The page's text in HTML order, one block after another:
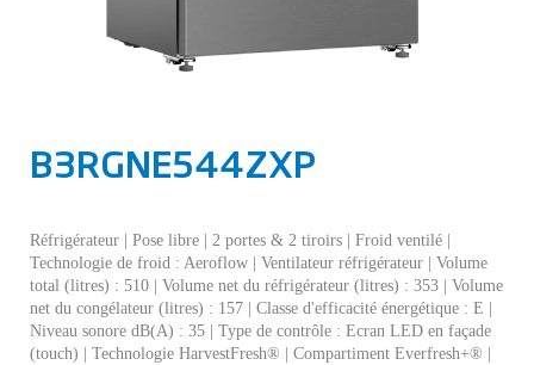
B3RGNE544ZXP
Réfrigérateur | Pose libre | 2 portes & 2 tiroirs | Froid ventilé |
Technologie de froid : Aeroflow | Ventilateur réfrigérateur | Volume
total (litres) : 510 | Volume net du réfrigérateur (litres) : 353 | Volume
net du congélateur (litres) : 157 | Classe d'efficacité énergétique : E |
Niveau sonore dB(A) : 35 | Type de contrôle : Ecran LED en façade
(touch) | Technologie HarvestFresh® | Compartiment Everfresh+® |